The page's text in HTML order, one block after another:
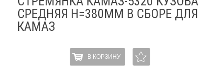
СРЕДНЯЯ H=380ММ В СБОРЕ ДЛЯ
КАМАЗ
В КОРЗИНУ